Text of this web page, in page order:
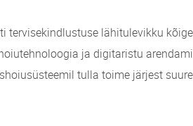
tervisekindlustuse lähitulevikku
ja digitaristu
tulla toime järjest